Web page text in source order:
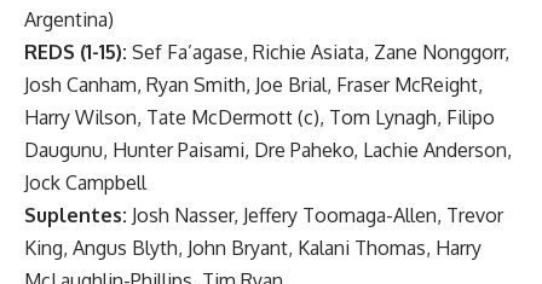
Argentina)
REDS (1-15): Sef Fa’agase, Richie Asiata, Zane Nonggorr,
Josh Canham, Ryan Smith, Joe Brial, Fraser McReight,
Harry Wilson, Tate McDermott (c), Tom Lynagh, Filipo
Daugunu, Hunter Paisami, Dre Paheko, Lachie Anderson,
Jock Campbell
Suplentes: Josh Nasser, Jeffery Toomaga-Allen, Trevor
King, Angus Blyth, John Bryant, Kalani Thomas, Harry